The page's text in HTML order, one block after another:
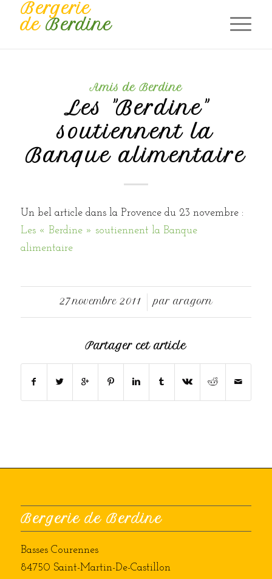
Bergerie
deBerdine
Amis de Berdine
Les "Berdine"
soutiennent la
Banque alimentaire
Un bel article dans la Provence du 23 novembre :
Les « Berdine » soutiennent la Banque
alimentaire
27 novembre 2011
/ par aragorn
Partager cet article
Bergerie de Berdine
Basses Courennes
84750 Saint-Martin-De-Castillon